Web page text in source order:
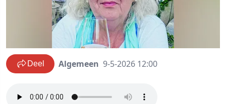
Deel Algemeen 9-5-2026 12:00